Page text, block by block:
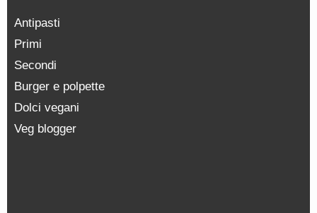
Antipasti
Primi
Secondi
Burger e polpette
Dolci vegani
Veg blogger